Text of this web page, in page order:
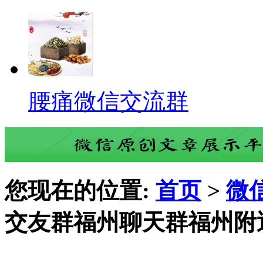
腰痛微信交流群
您现在的位置: 首页 >微
交友群福州聊天群福州